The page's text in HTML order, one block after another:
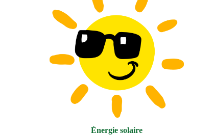
Énergie solaire